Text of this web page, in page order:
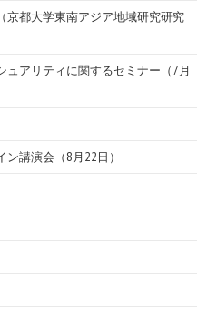
京都大学東南アジア地域研究研究
アリティに関するセミナー（7月
講演会（8月22日）